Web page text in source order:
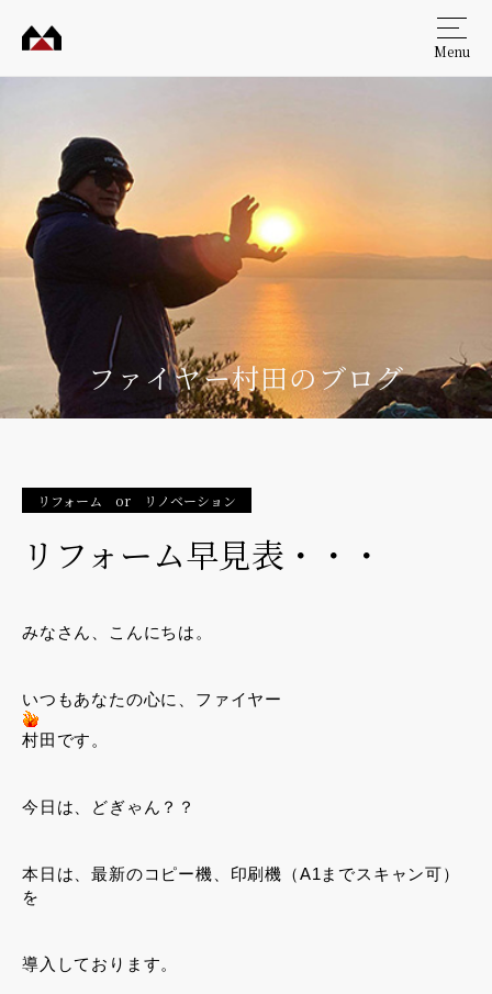
工務
Menu
ファイヤー村田のブログ
リフォーム or リノベーション
リフォーム早見表・・・
みなさん、こんにちは。
いつもあなたの心に、ファイヤー
村田です。
今日は、どぎゃん？？
本日は、最新のコピー機、印刷機（A1までスキャン可）
を
導入しております。